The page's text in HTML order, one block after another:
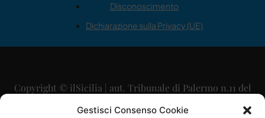
Gestisci Consenso Cookie
Disconoscimento
Dichiarazione sulla Privacy (UE)
Copyright © ilSicilia | aut. Tribunale di Palermo n.11 del
29/09/2015